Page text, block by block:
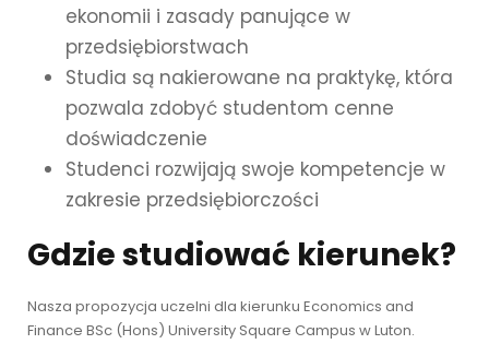
ekonomii i zasady panujące w
przedsiębiorstwach
Studia są nakierowane na praktykę, która
pozwala zdobyć studentom cenne
doświadczenie
Studenci rozwijają swoje kompetencje w
zakresie przedsiębiorczości
Gdzie studiować kierunek?
Nasza propozycja uczelni dla kierunku Economics and
Finance BSc (Hons) University Square Campus w Luton.